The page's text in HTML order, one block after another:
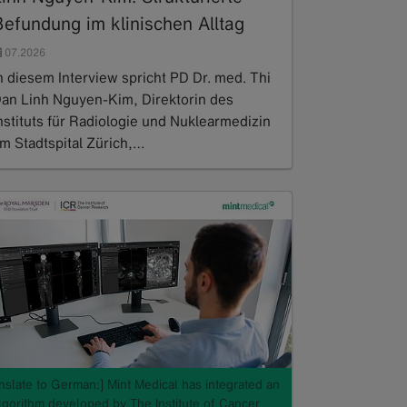
im klinischen Alltag
07.2026
diesem Interview spricht PD Dr. med. Thi
Linh Nguyen-Kim, Direktorin des
für Radiologie und Nuklearmedizin
Stadtspital Zürich,…
to German:] Mint Medical has integrated an